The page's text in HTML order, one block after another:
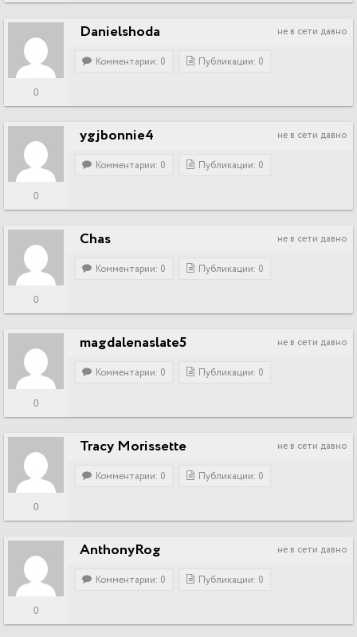
не в сети давно
Danielshoda
0
Комментарии: 0 Публикации: 0
не в сети давно
ygjbonnie4
0
Комментарии: 0 Публикации: 0
не в сети давно
Chas
0
Комментарии: 0 Публикации: 0
не в сети давно
magdalenaslate5
0
Комментарии: 0 Публикации: 0
не в сети давно
Tracy Morissette
0
Комментарии: 0 Публикации: 0
не в сети давно
AnthonyRog
0
Комментарии: 0 Публикации: 0